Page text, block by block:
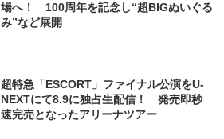
場へ！ 100周年を記念し“超BIGぬいぐる
み”など展開
超特急「ESCORT」ファイナル公演をU-
NEXTにて8.9に独占生配信！ 発売即秒
速完売となったアリーナツアー